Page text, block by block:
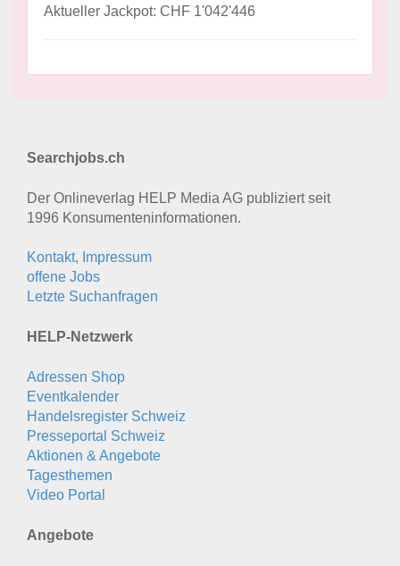
Aktueller Jackpot: CHF 1'042'446
Searchjobs.ch
Der Onlineverlag HELP Media AG publiziert seit
1996 Konsumenten­informationen.
Kontakt, Impressum
offene Jobs
Letzte Suchanfragen
HELP-Netzwerk
Adressen Shop
Eventkalender
Handelsregister Schweiz
Presseportal Schweiz
Aktionen & Angebote
Tagesthemen
Video Portal
Angebote